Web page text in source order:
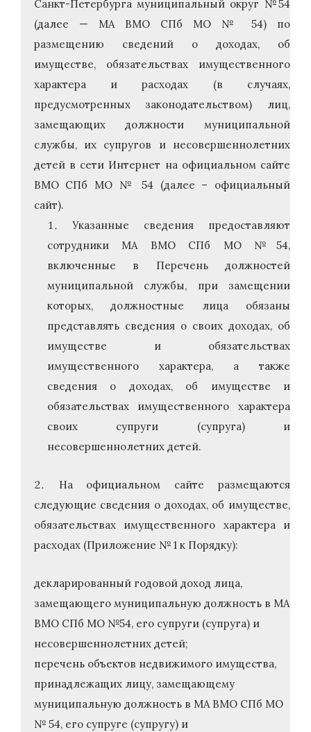
Санкт-Петербурга муниципальный округ №54
(далее — МА ВМО СПб МО № 54) по
размещению сведений о доходах, об
имуществе, обязательствах имущественного
характера и расходах (в случаях,
предусмотренных законодательством) лиц,
замещающих должности муниципальной
службы, их супругов и несовершеннолетних
детей в сети Интернет на официальном сайте
ВМО СПб МО № 54 (далее – официальный
сайт).
Указанные сведения предоставляют
сотрудники МА ВМО СПб МО №54,
включенные в Перечень должностей
муниципальной службы, при замещении
которых, должностные лица обязаны
представлять сведения о своих доходах, об
имуществе и обязательствах
имущественного характера, а также
сведения о доходах, об имуществе и
обязательствах имущественного характера
своих супруги (супруга) и
несовершеннолетних детей.
На официальном сайте размещаются
следующие сведения о доходах, об имуществе,
обязательствах имущественного характера и
расходах (Приложение № 1 к Порядку):
декларированный годовой доход лица,
замещающего муниципальную должность в МА
ВМО СПб МО №54, его супруги (супруга) и
несовершеннолетних детей;
перечень объектов недвижимого имущества,
принадлежащих лицу, замещающему
муниципальную должность в МА ВМО СПб МО
№ 54, его супруге (супругу) и